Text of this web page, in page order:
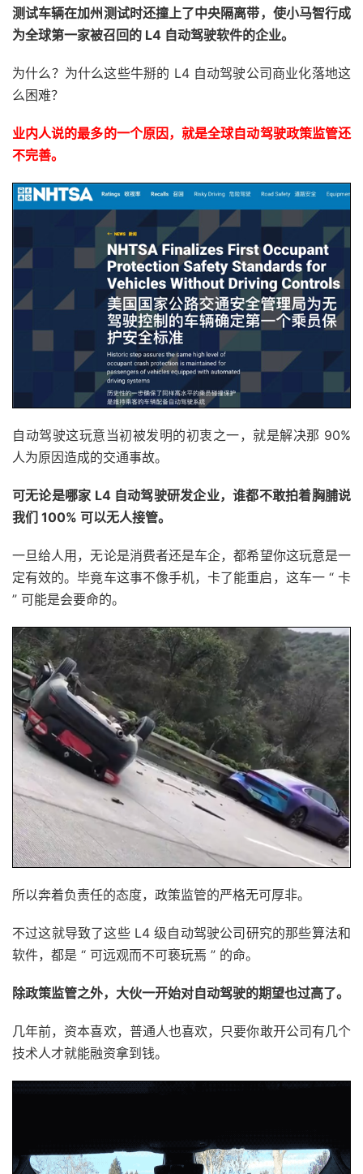
测试车辆在加州测试时还撞上了中央隔离带，使小马智行成
为全球第一家被召回的 L4 自动驾驶软件的企业。
为什么？为什么这些牛掰的 L4 自动驾驶公司商业化落地这
么困难？
业内人说的最多的一个原因，就是全球自动驾驶政策监管还
不完善。
自动驾驶这玩意当初被发明的初衷之一，就是解决那 90%
人为原因造成的交通事故。
可无论是哪家 L4 自动驾驶研发企业，谁都不敢拍着胸脯说
我们 100% 可以无人接管。
一旦给人用，无论是消费者还是车企，都希望你这玩意是一
定有效的。毕竟车这事不像手机，卡了能重启，这车一 “ 卡
” 可能是会要命的。
所以奔着负责任的态度，政策监管的严格无可厚非。
不过这就导致了这些 L4 级自动驾驶公司研究的那些算法和
软件，都是 “ 可远观而不可亵玩焉 ” 的命。
除政策监管之外，大伙一开始对自动驾驶的期望也过高了。
几年前，资本喜欢，普通人也喜欢，只要你敢开公司有几个
技术人才就能融资拿到钱。